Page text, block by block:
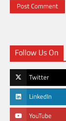
Follow Us On
Twitter
LinkedIn
YouTube